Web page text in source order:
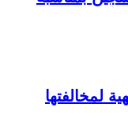
ترفيهية لمخالفتها